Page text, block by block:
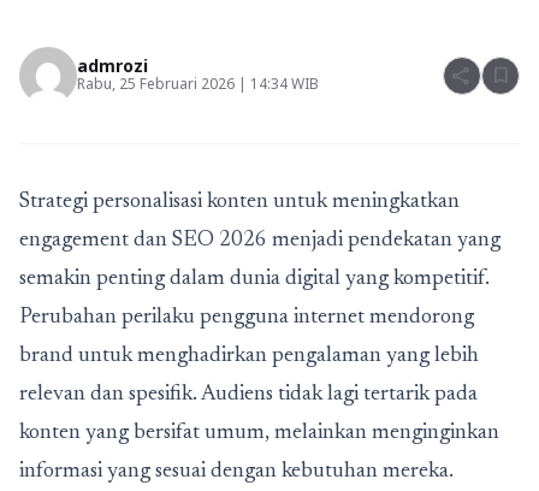
admrozi
Rabu, 25 Februari 2026 | 14:34 WIB share bookmark
Strategi personalisasi konten untuk meningkatkan
engagement dan SEO 2026 menjadi pendekatan yang
semakin penting dalam dunia digital yang kompetitif.
Perubahan perilaku pengguna internet mendorong
brand untuk menghadirkan pengalaman yang lebih
relevan dan spesifik. Audiens tidak lagi tertarik pada
konten yang bersifat umum, melainkan menginginkan
informasi yang sesuai dengan kebutuhan mereka.